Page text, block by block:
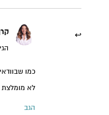
קרן אן גיימן
כמו
לא מומלצת
הגב